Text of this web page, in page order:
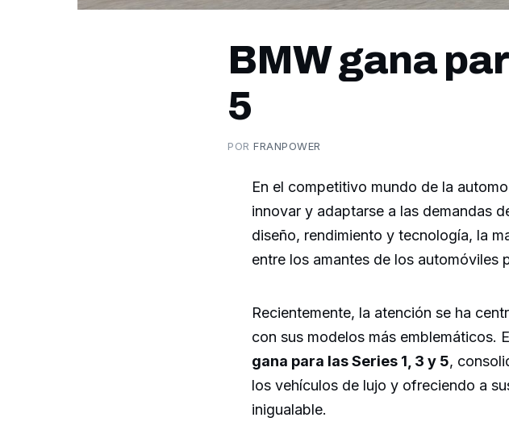
BMW gana
5
PORFRANPOWER
En el competitivo mundo de la
innovar y adaptarse a las demandas
diseño, rendimiento y tecnología, la
entre los amantes de los automóviles
Recientemente, la atención se ha
con sus modelos más emblemáticos.
gana para las Series 1, 3 y 5,
los vehículos de lujo y ofreciendo a
inigualable.